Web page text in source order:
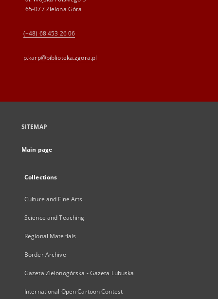
65-077 Zielona Góra
(+48) 68 453 26 06
p.karp@biblioteka.zgora.pl
SITEMAP
Main page
Collections
Culture and Fine Arts
Science and Teaching
Regional Materials
Border Archive
Gazeta Zielonogórska - Gazeta Lubuska
International Open Cartoon Contest